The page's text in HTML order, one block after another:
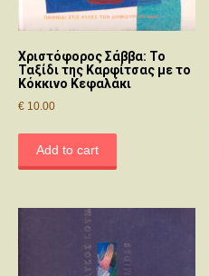
Χριστόφορος Σάββα: Το
Ταξίδι της Καρφίτσας με το
Κόκκινο Κεφαλάκι
€ 10.00
Add to cart